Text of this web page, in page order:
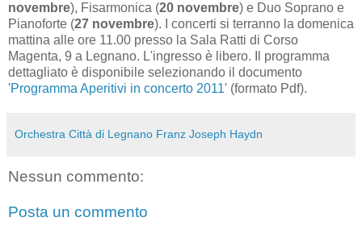
novembre), Fisarmonica (20 novembre) e Duo Soprano e
Pianoforte (27 novembre). I concerti si terranno la domenica
mattina alle ore 11.00 presso la Sala Ratti di Corso
Magenta, 9 a Legnano. L'ingresso è libero. Il programma
dettagliato è disponibile selezionando il documento
'Programma Aperitivi in concerto 2011' (formato Pdf).
Orchestra Città di Legnano Franz Joseph Haydn
Nessun commento:
Posta un commento